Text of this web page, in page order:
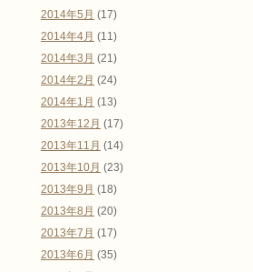
2014年5月 (17)
2014年4月 (11)
2014年3月 (21)
2014年2月 (24)
2014年1月 (13)
2013年12月 (17)
2013年11月 (14)
2013年10月 (23)
2013年9月 (18)
2013年8月 (20)
2013年7月 (17)
2013年6月 (35)